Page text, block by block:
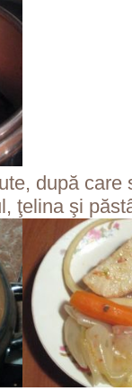
după care
ţelina şi